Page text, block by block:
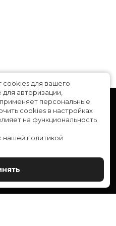
cookies для вашего
авторизации,
персональные
cookies в настройках
на функциональность
нашей политикой